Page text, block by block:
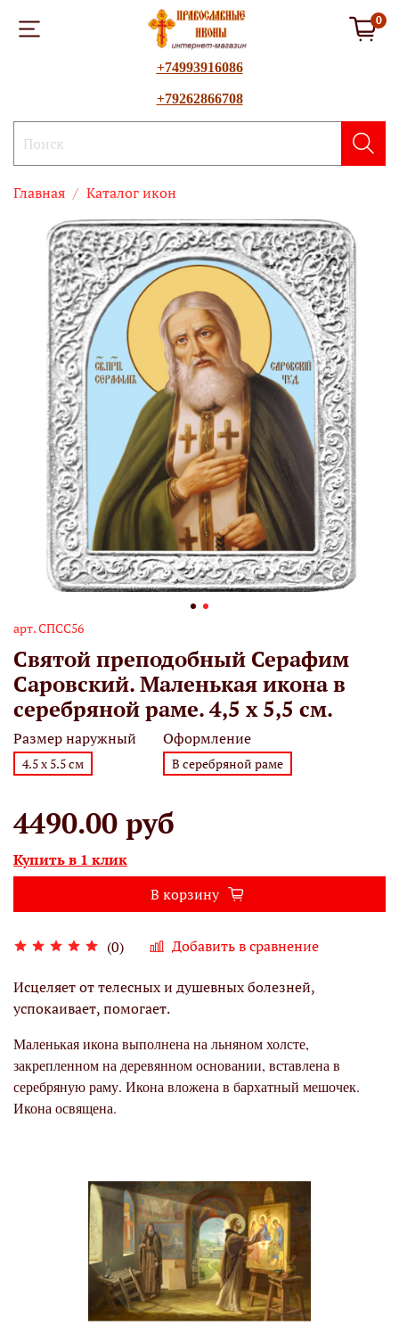
0
+74993916086
+79262866708
Главная Каталог икон
арт.СПСС56
Святой преподобный Серафим
Саровский. Маленькая икона в
серебряной раме. 4,5 х 5,5 см.
(0) Добавить в сравнение
Размер наружный
4.5 х 5.5 см
Оформление
В серебряной раме
4490.00 руб
Купить в 1 клик
В корзину
Исцеляет от телесных и душевных болезней,
успокаивает, помогает.
Маленькая икона выполнена на льняном холсте,
закрепленном на деревянном основании, вставлена в
серебряную раму. Икона вложена в бархатный мешочек.
Икона освящена.